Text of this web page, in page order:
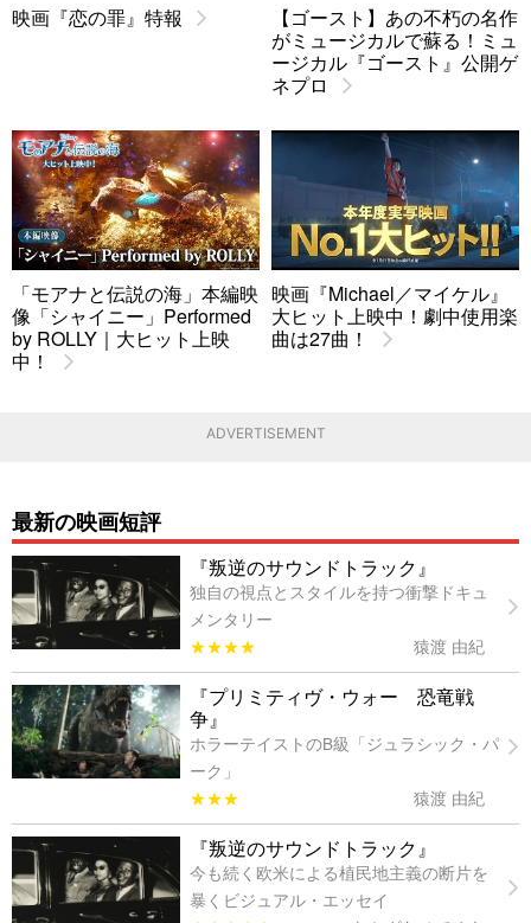
映画『恋の罪』特報
【ゴースト】あの不朽の名作
がミュージカルで蘇る！ミュ
ージカル『ゴースト』公開ゲ
ネプロ
「モアナと伝説の海」本編映
像「シャイニー」Performed
by ROLLY｜大ヒット上映
中！
映画『Michael／マイケル』
大ヒット上映中！劇中使用楽
曲は27曲！
ADVERTISEMENT
最新の映画短評
『叛逆のサウンドトラック』
独自の視点とスタイルを持つ衝撃ドキュ
メンタリー
★★★★
猿渡 由紀
『プリミティヴ・ウォー 恐竜戦
争』
ホラーテイストのB級「ジュラシック・パ
ーク」
★★★
猿渡 由紀
『叛逆のサウンドトラック』
今も続く欧米による植民地主義の断片を
暴くビジュアル・エッセイ